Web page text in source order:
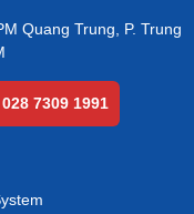
Quang Trung, P. Trung
7309 1991